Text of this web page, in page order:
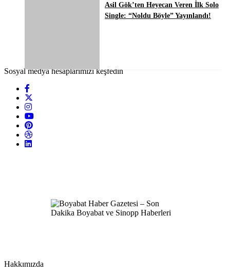
Asil Gök’ten Heyecan Veren İlk Solo
Single: “Noldu Böyle” Yayınlandı!
Sosyal medya hesaplarımızı keşfedin
Hakkımızda